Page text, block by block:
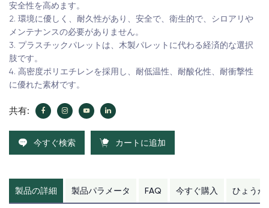
安全性を高めます。
2. 環境に優しく、耐久性があり、安全で、衛生的で、シロアリや
メンテナンスの必要がありません。
3. プラスチックパレットは、木製パレットに代わる経済的な選択
肢です。
4. 高密度ポリエチレンを採用し、耐低温性、耐酸化性、耐衝撃性
に優れた素材です。
共有:
今すぐ検索 カートに追加
製品の詳細 製品パラメータ FAQ 今すぐ購入 ひょうか